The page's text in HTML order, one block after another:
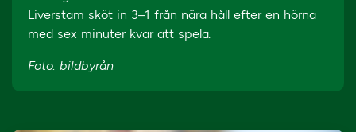
Liverstam sköt in 3–1 från nära håll efter en hörna
med sex minuter kvar att spela.
Foto: bildbyrån